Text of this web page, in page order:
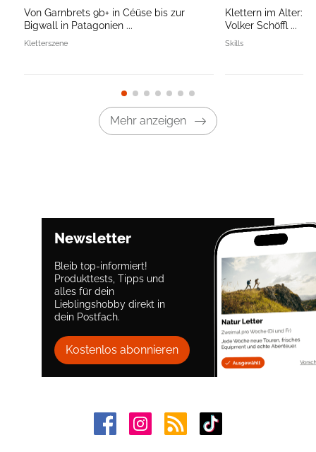
Von Garnbrets 9b+ in Céüse bis zur
Bigwall in Patagonien ...
Kletterszene
Klettern im Alter:
Volker Schöffl ...
Skills
Mehr anzeigen
Newsletter
Bleib top-informiert!
Produkttests, Tipps und
alles für dein
Lieblingshobby direkt in
dein Postfach.
Kostenlos abonnieren